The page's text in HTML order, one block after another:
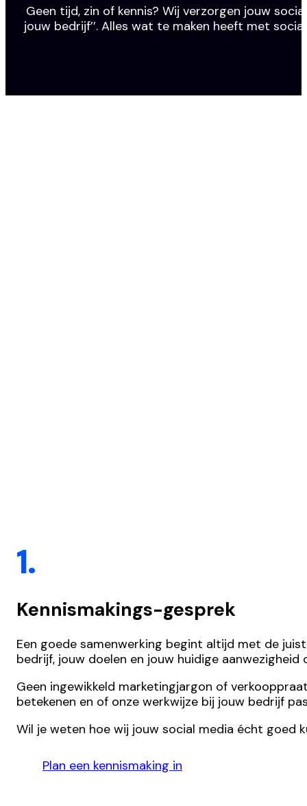
Geen tijd, zin of kennis? Wij verzorgen jouw
jouw bedrijf’’. Alles wat te maken heeft met
1.
Kennismakings-gesprek
Een goede samenwerking begint altijd met de
bedrijf, jouw doelen en jouw huidige
Geen ingewikkeld marketingjargon of
betekenen en of onze werkwijze bij jouw bedrijf
Wil je weten hoe wij jouw social media écht goed
Plan een kennismaking in